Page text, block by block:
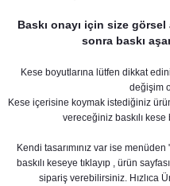
Bride To Be Folyo Balon Seti -
Baskı onayı için size
sonra baskı
Kese boyutlarına lütfen dikkat
değişim
Kese içerisine koymak istediğiniz
vereceğiniz baskılı
Kendi tasarımınız var ise
baskılı keseye tıklayıp , ürün
sipariş verebilirsiniz. Hızlıca